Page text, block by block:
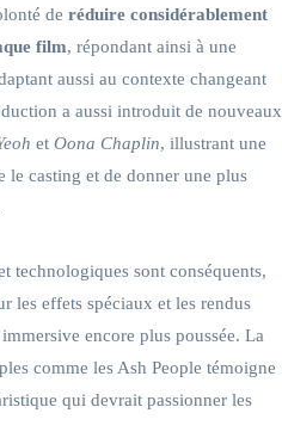
de réduire considérablement
film, répondant ainsi à une
aussi au contexte changeant
a aussi introduit de nouveaux
et Oona Chaplin, illustrant une
le casting et de donner une plus
technologiques sont conséquents,
les effets spéciaux et les rendus
encore plus poussée. La
comme les Ash People témoigne
qui devrait passionner les